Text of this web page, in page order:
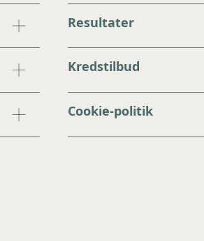
Resultater
Kredstilbud
Cookie-politik